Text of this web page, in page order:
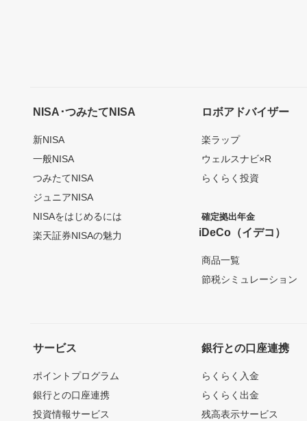
NISA･つみたてNISA
新NISA
一般NISA
つみたてNISA
ジュニアNISA
NISAをはじめるには
楽天証券NISAの魅力
ロボアドバイザー
楽ラップ
ウェルスナビ×R
らくらく投資
確定拠出年金
iDeCo（イデコ）
商品一覧
節税シミュレーション
サービス
ポイントプログラム
銀行との口座連携
投資情報サービス
銀行との口座連携
らくらく入金
らくらく出金
残高表示サービス